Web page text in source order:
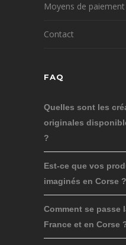
Moyens de paiement
Contact
FAQ
Quelles sont les
originales
?
Est-ce que vos
imaginés en Corse ?
Comment se passe
France et en Corse